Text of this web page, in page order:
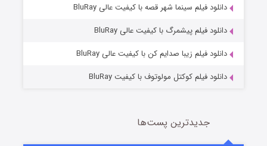
دانلود فیلم سینما شهر قصه با کیفیت عالی BluRay
دانلود فیلم پیشمرگ با کیفیت عالی BluRay
دانلود فیلم زیبا صدایم کن با کیفیت عالی BluRay
دانلود فیلم کوکتل مولوتوف با کیفیت BluRay
جدیدترین پست‌ها